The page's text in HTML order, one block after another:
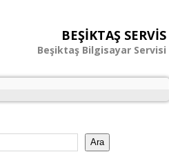
BEŞIKTAŞ SERVIS
Beşiktaş Bilgisayar Servisi
Ara